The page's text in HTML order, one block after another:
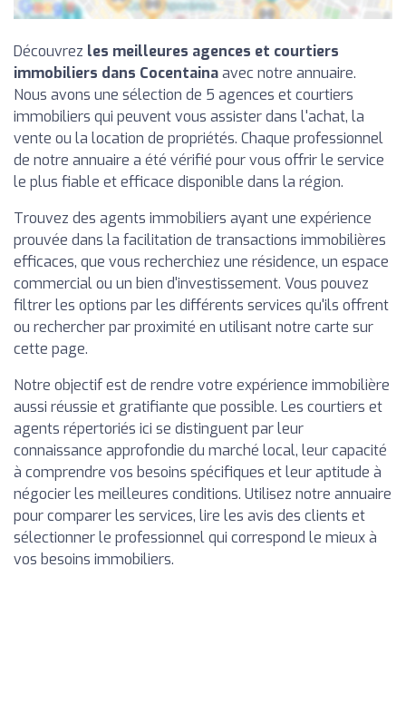
Découvrez les meilleures agences et courtiers
immobiliers dans Cocentainaavec notre annuaire.
Nous avons une sélection de 5 agences et courtiers
immobiliers qui peuvent vous assister dans l'achat, la
vente ou la location de propriétés. Chaque professionnel
de notre annuaire a été vérifié pour vous offrir le service
le plus fiable et efficace disponible dans la région.
Trouvez des agents immobiliers ayant une expérience
prouvée dans la facilitation de transactions immobilières
efficaces, que vous recherchiez une résidence, un espace
commercial ou un bien d'investissement. Vous pouvez
filtrer les options par les différents services qu'ils offrent
ou rechercher par proximité en utilisant notre carte sur
cette page.
Notre objectif est de rendre votre expérience immobilière
aussi réussie et gratifiante que possible. Les courtiers et
agents répertoriés ici se distinguent par leur
connaissance approfondie du marché local, leur capacité
à comprendre vos besoins spécifiques et leur aptitude à
négocier les meilleures conditions. Utilisez notre annuaire
pour comparer les services, lire les avis des clients et
sélectionner le professionnel qui correspond le mieux à
vos besoins immobiliers.